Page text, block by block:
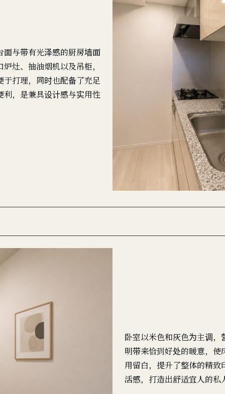
与带有光泽感的厨房墙面
灶、抽油烟机以及吊柜，
打理，同时也配备了充足
，是兼具设计感与实用性
卧室以米色和灰色为主调
明带来恰到好处的暖意，
用留白，提升了整体的精
活感，打造出舒适宜人的私